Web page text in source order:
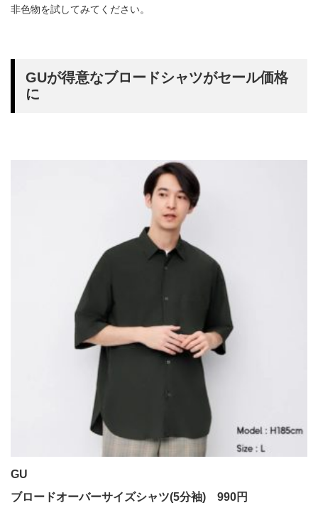
非色物を試してみてください。
GUが得意なブロードシャツがセール価格
に
GU
ブロードオーバーサイズシャツ(5分袖) 990円